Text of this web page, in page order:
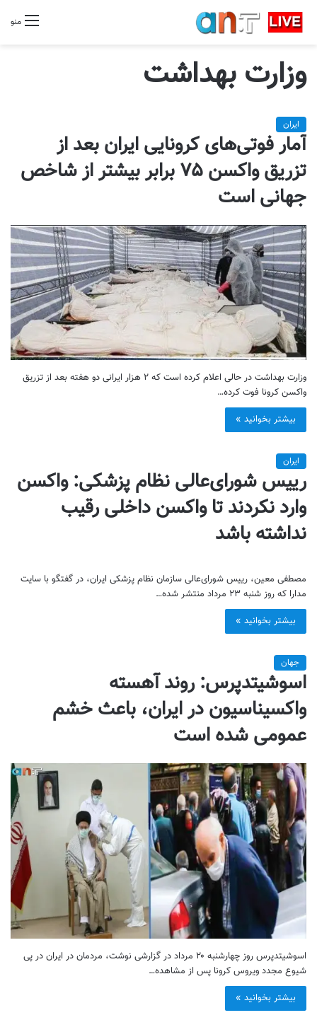
منو
وزارت بهداشت
ایران
آمار فوتی‌های کرونایی ایران بعد از
تزریق واکسن ۷۵ برابر بیشتر از شاخص
جهانی است
وزارت بهداشت در حالی اعلام کرده است که ۲ هزار ایرانی دو هفته بعد از تزریق
واکسن کرونا فوت کرده…
بیشتر بخوانید »
ایران
رییس شورای‌عالی نظام ‌پزشکی: واکسن
وارد نکردند تا واکسن داخلی رقیب
نداشته باشد
مصطفی معین، رییس شورای‌عالی سازمان نظام ‌پزشکی ایران، در گفتگو با سایت
مدارا که روز شنبه ۲۳ مرداد منتشر شده…
بیشتر بخوانید »
جهان
اسوشیتدپرس: روند آهسته
واکسیناسیون در ایران، باعث خشم
عمومی شده است
اسوشیتدپرس روز چهارشنبه ۲۰ مرداد در گزارشی نوشت، مردمان در ایران در پی
شیوع مجدد ویروس کرونا پس از مشاهده…
بیشتر بخوانید »